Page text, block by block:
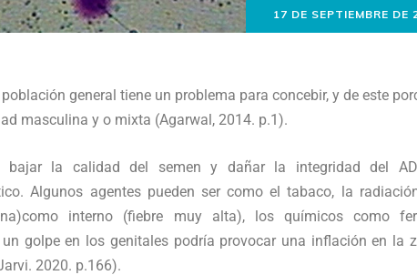
17 DE SEPTIEMBRE DE
general tiene un problema para concebir, y de este
masculina y o mixta (Agarwal, 2014. p.1).
bajar la calidad del semen y dañar la integridad del
Algunos agentes pueden ser como el tabaco, la
interno (fiebre muy alta), los químicos como
golpe en los genitales podría provocar una inflación en la
2020. p.166).